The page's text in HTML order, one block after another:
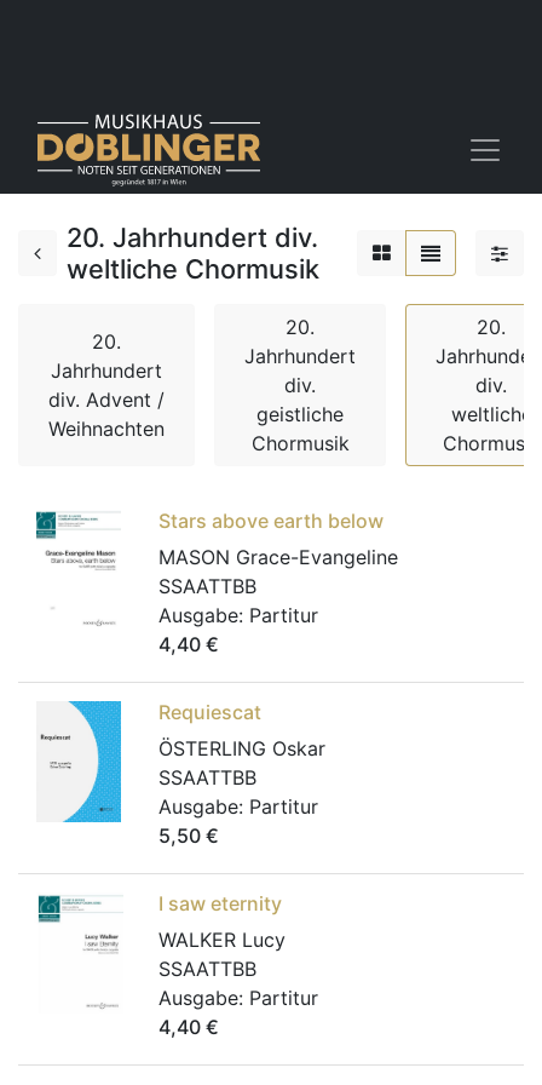
20. Jahrhundert div.
weltliche Chormusik
20.
Jahrhundert
div. Advent /
Weihnachten
20.
Jahrhundert
div.
geistliche
Chormusik
20.
div.
weltliche
Chormusik
Stars above earth below
MASON Grace-Evangeline
SSAATTBB
Ausgabe: Partitur
4,40 €
Requiescat
ÖSTERLING Oskar
SSAATTBB
Ausgabe: Partitur
5,50 €
I saw eternity
WALKER Lucy
SSAATTBB
Ausgabe: Partitur
4,40 €